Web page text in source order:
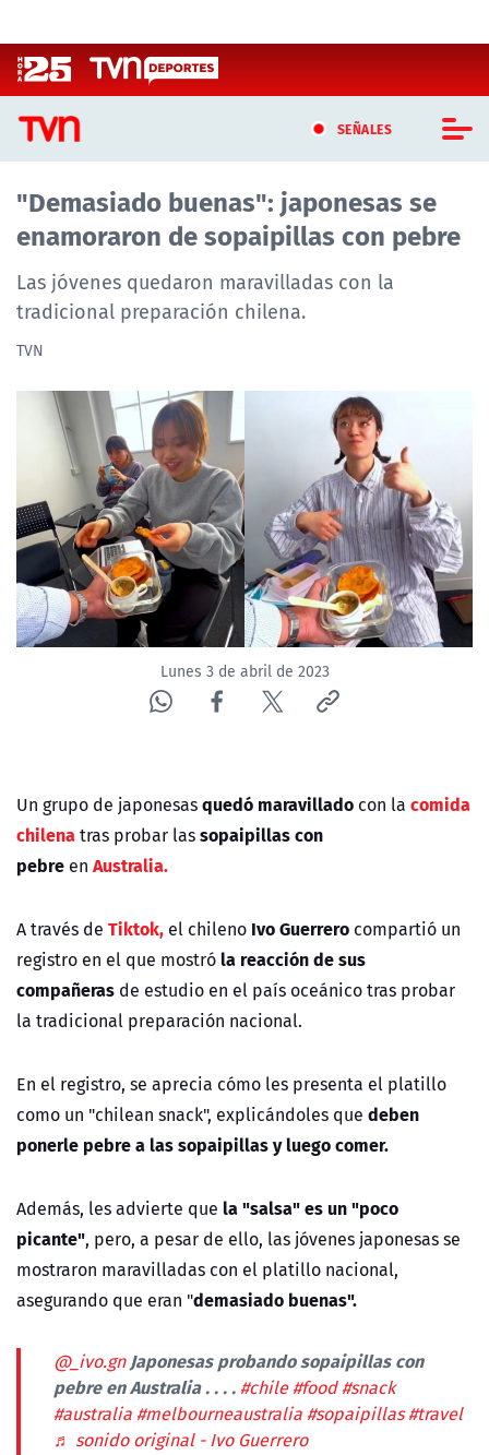
SEÑALES
CASTING MASTERCHEF CHILE
CASTING TVN VERTICAL
TVN VERTICAL
TVN PLAY
PROGRAMAS
TELESERIES
NTV
ACTUALIDAD Y TENDENCIAS
CORPORATIVO Y TRANSPARENCIA
CANAL DE DENUNCIAS
"Demasiado buenas": japonesas se
enamoraron de sopaipillas con pebre
Las jóvenes quedaron maravilladas con la
tradicional preparación chilena.
TVN
Lunes 3 de abril de 2023
Un grupo de japonesasquedó maravillado con la comida
chilenatras probar lassopaipillas con
pebre en Australia.
A través de Tiktok, el chileno Ivo Guerrero compartió un
registro en el que mostró la reacción de sus
compañeras de estudio en el país oceánico tras probar
la tradicional preparación nacional.
En el registro, se aprecia cómo les presenta el platillo
como un "chilean snack", explicándoles que deben
ponerle pebre a las sopaipillas y luego comer.
Además, les advierte que la "salsa" es un "poco
picante", pero, a pesar de ello, las jóvenes japonesas se
mostraron maravilladas con el platillo nacional,
asegurando que eran "demasiado buenas".
@_ivo.gnJaponesas probando sopaipillas con
pebre en Australia . . . . #chile #food #snack
#australia #melbourneaustralia #sopaipillas #travel
♬ sonido original - Ivo Guerrero